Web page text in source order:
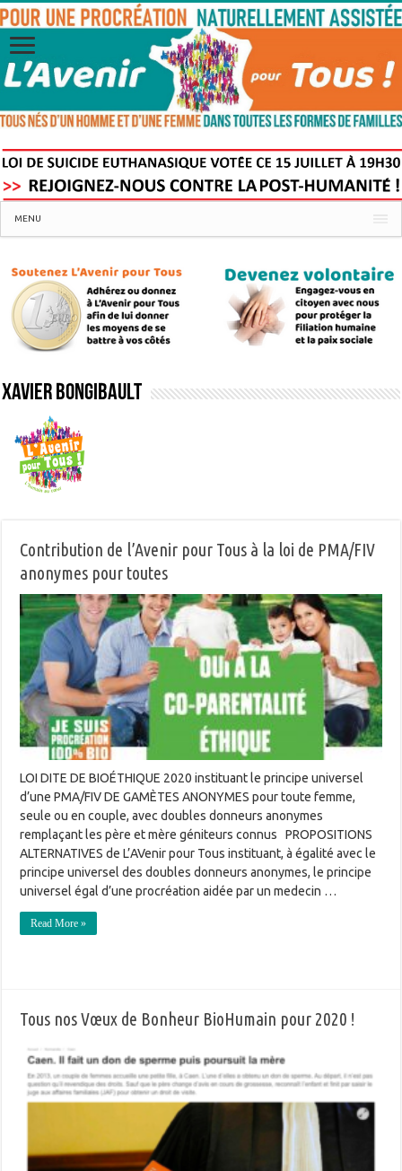
MENU
Xavier Bongibault
Contribution de l’Avenir pour Tous à la loi de PMA/FIV
anonymes pour toutes
LOI DITE DE BIOÉTHIQUE 2020 instituant le principe universel
d’une PMA/FIV DE GAMÈTES ANONYMES pour toute femme,
seule ou en couple, avec doubles donneurs anonymes
remplaçant les père et mère géniteurs connus PROPOSITIONS
ALTERNATIVES de L’AVenir pour Tous instituant, à égalité avec le
principe universel des doubles donneurs anonymes, le principe
universel égal d’une procréation aidée par un medecin …
Read More »
Tous nos Vœux de Bonheur BioHumain pour 2020 !